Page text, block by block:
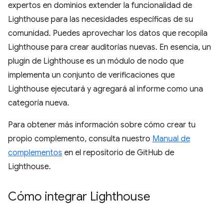
expertos en dominios extender la funcionalidad de
Lighthouse para las necesidades específicas de su
comunidad. Puedes aprovechar los datos que recopila
Lighthouse para crear auditorías nuevas. En esencia, un
plugin de Lighthouse es un módulo de nodo que
implementa un conjunto de verificaciones que
Lighthouse ejecutará y agregará al informe como una
categoría nueva.
Para obtener más información sobre cómo crear tu
propio complemento, consulta nuestro Manual de
complementos en el repositorio de GitHub de
Lighthouse.
Cómo integrar Lighthouse